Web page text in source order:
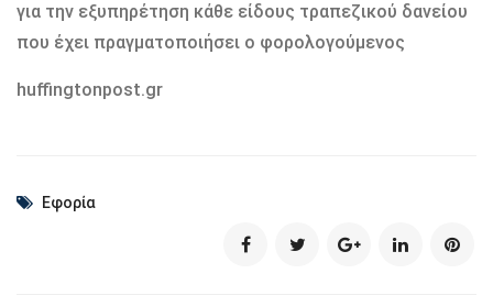
για την εξυπηρέτηση κάθε είδους τραπεζικού δανείου
που έχει πραγματοποιήσει ο φορολογούμενος
huffingtonpost.gr
Εφορία